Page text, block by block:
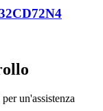
un'assistenza